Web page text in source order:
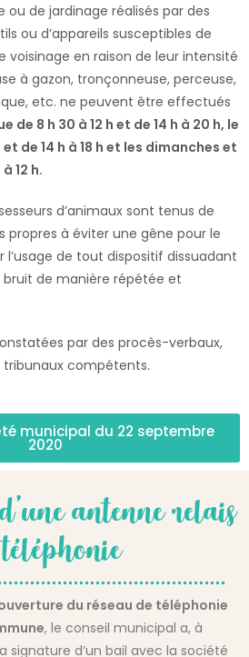
ou de jardinage réalisés par des
ou d’appareils susceptibles de
voisinage en raison de leur intensité
à gazon, tronçonneuse, perceuse,
etc. ne peuvent être effectués
de 8 h 30 à 12 h et de 14 h à 20 h, le
de 14 h à 18 h et les dimanches et
12 h.
d’animaux sont tenus de
propres à éviter une gêne pour le
l’usage de tout dispositif dissuadant
de manière répétée et
par des procès-verbaux,
compétents.
municipal du 22 septembre
2020
antenne relais
du réseau de téléphonie
, le conseil municipal a, à
signature d’un bail avec la société